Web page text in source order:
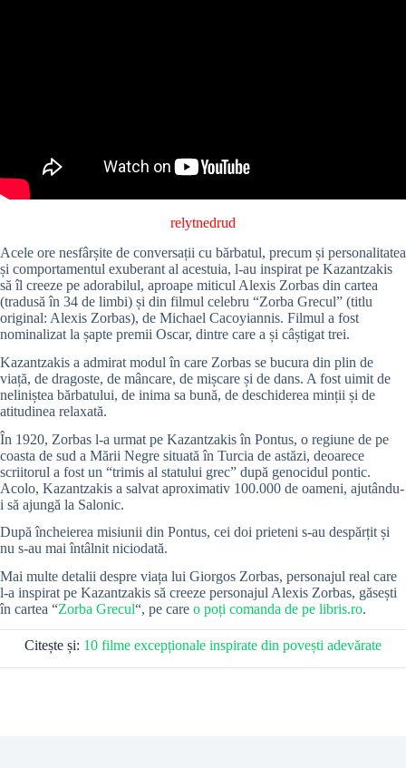
relytnedrud
Acele ore nesfârșite de conversații cu bărbatul, precum și personalitatea
și comportamentul exuberant al acestuia, l-au inspirat pe Kazantzakis
să îl creeze pe adorabilul, aproape miticul Alexis Zorbas din cartea
(tradusă în 34 de limbi) și din filmul celebru “Zorba Grecul” (titlu
original: Alexis Zorbas), de Michael Cacoyiannis. Filmul a fost
nominalizat la șapte premii Oscar, dintre care a și câștigat trei.
Kazantzakis a admirat modul în care Zorbas se bucura din plin de
viață, de dragoste, de mâncare, de mișcare și de dans. A fost uimit de
neliniștea bărbatului, de inima sa bună, de deschiderea minții și de
atitudinea relaxată.
În 1920, Zorbas l-a urmat pe Kazantzakis în Pontus, o regiune de pe
coasta de sud a Mării Negre situată în Turcia de astăzi, deoarece
scriitorul a fost un “trimis al statului grec” după genocidul pontic.
Acolo, Kazantzakis a salvat aproximativ 100.000 de oameni, ajutându-
i să ajungă la Salonic.
După încheierea misiunii din Pontus, cei doi prieteni s-au despărțit și
nu s-au mai întâlnit niciodată.
Mai multe detalii despre viața lui Giorgos Zorbas, personajul real care
l-a inspirat pe Kazantzakis să creeze personajul Alexis Zorbas, găsești
în cartea “Zorba Grecul“, pe care o poți comanda de pe libris.ro.
Citește și: 10 filme excepționale inspirate din povești adevărate